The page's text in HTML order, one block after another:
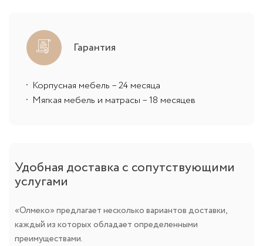
Гарантия
Корпусная мебель – 24 месяца
Мягкая мебель и матрасы – 18 месяцев
Удобная доставка с сопутствующими
услугами
«Олмеко» предлагает несколько вариантов доставки,
каждый из которых обладает определенными
преимуществами.